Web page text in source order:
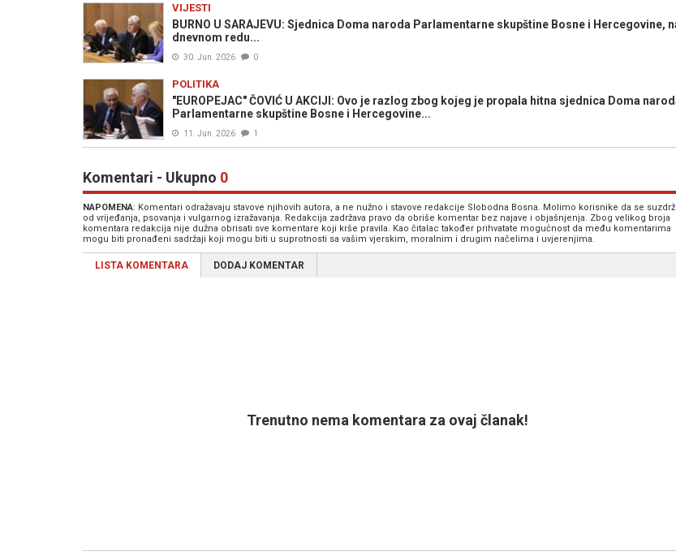
VIJESTI
BURNO U SARAJEVU: Sjednica Doma naroda Parlamentarne skupštine Bosne i Hercegovine,
dnevnom redu...
30. Jun. 2026 0
POLITIKA
"EUROPEJAC" ČOVIĆ U AKCIJI: Ovo je razlog zbog kojeg je propala hitna sjednica Doma
Parlamentarne skupštine Bosne i Hercegovine...
11. Jun. 2026 1
Komentari - Ukupno 0
NAPOMENA: Komentari odražavaju stavove njihovih autora, a ne nužno i stavove redakcije Slobodna Bosna. Molimo korisnike da se
od vrijeđanja, psovanja i vulgarnog izražavanja. Redakcija zadržava pravo da obriše komentar bez najave i objašnjenja. Zbog velikog broja
komentara redakcija nije dužna obrisati sve komentare koji krše pravila. Kao čitalac također prihvatate mogućnost da među komentarima
mogu biti pronađeni sadržaji koji mogu biti u suprotnosti sa vašim vjerskim, moralnim i drugim načelima i uvjerenjima.
LISTA KOMENTARA DODAJ KOMENTAR
Trenutno nema komentara za ovaj članak!